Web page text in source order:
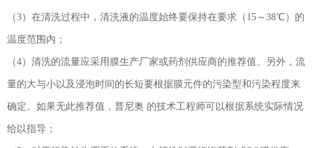
（3）在清洗过程中，清洗液的温度始终要保持在要求（15～38℃）的
温度范围内；
（4）清洗的流量应采用膜生产厂家或药剂供应商的推荐值。另外，流
量的大与小以及浸泡时间的长短要根据膜元件的污染型和污染程度来
确定。如果无此推荐值，普尼奥 的技术工程师可以根据系统实际情况
给以指导；